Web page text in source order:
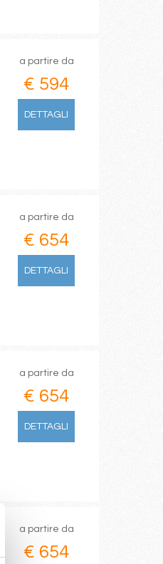
a partire da
€ 594
DETTAGLI
a partire da
€ 654
DETTAGLI
a partire da
€ 654
DETTAGLI
a partire da
€ 654